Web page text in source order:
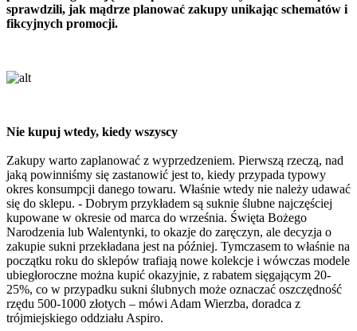
sprawdzili, jak mądrze planować zakupy unikając schematów i
fikcyjnych promocji.
Nie kupuj wtedy, kiedy wszyscy
Zakupy warto zaplanować z wyprzedzeniem. Pierwszą rzeczą, nad
jaką powinniśmy się zastanowić jest to, kiedy przypada typowy
okres konsumpcji danego towaru. Właśnie wtedy nie należy udawać
się do sklepu. - Dobrym przykładem są suknie ślubne najczęściej
kupowane w okresie od marca do września. Święta Bożego
Narodzenia lub Walentynki, to okazje do zaręczyn, ale decyzja o
zakupie sukni przekładana jest na później. Tymczasem to właśnie na
początku roku do sklepów trafiają nowe kolekcje i wówczas modele
ubiegłoroczne można kupić okazyjnie, z rabatem sięgającym 20-
25%, co w przypadku sukni ślubnych może oznaczać oszczędność
rzędu 500-1000 złotych – mówi Adam Wierzba, doradca z
trójmiejskiego oddziału Aspiro.